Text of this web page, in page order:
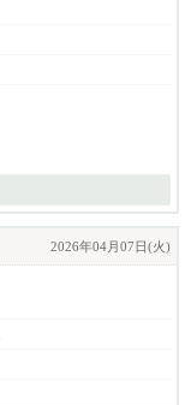
2026年04月07日(火)